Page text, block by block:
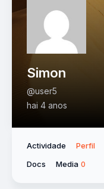
Simon
@user5
hai 4 anos
Actividade Perfil
Docs
Media 0